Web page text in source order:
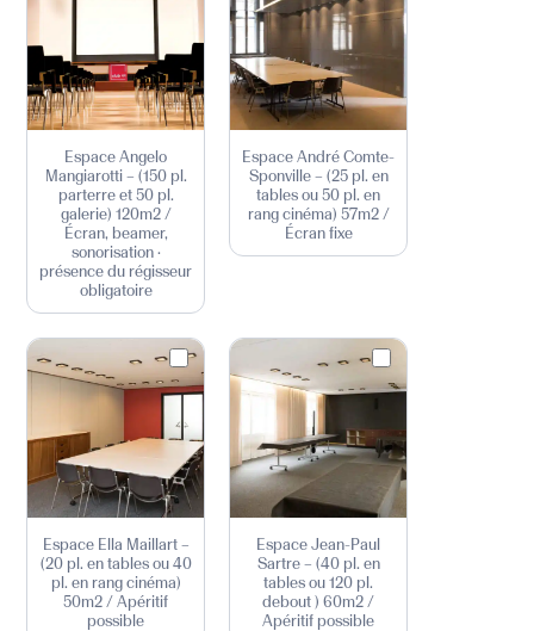
Espace Angelo
Mangiarotti – (150 pl.
parterre et 50 pl.
galerie) 120m2 /
Écran, beamer,
sonorisation ·
présence du régisseur
obligatoire
Espace André Comte-
Sponville – (25 pl. en
tables ou 50 pl. en
rang cinéma) 57m2 /
Écran fixe
Espace Ella Maillart –
(20 pl. en tables ou 40
pl. en rang cinéma)
50m2 / Apéritif
possible
Espace Jean-Paul
Sartre – (40 pl. en
tables ou 120 pl.
debout ) 60m2 /
Apéritif possible